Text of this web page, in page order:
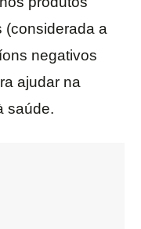
(considerada a
negativos
ajudar na
saúde.